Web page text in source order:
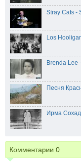
Stray Cats -
Los
Brenda Lee
Песня
Ирма
Комментарии 0